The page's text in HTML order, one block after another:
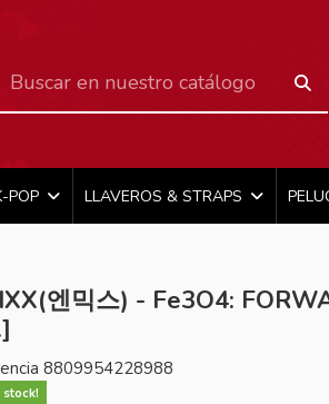
POP LLAVEROS & STRAPS
엔믹스) - Fe3O4:
8809954228988
stock!